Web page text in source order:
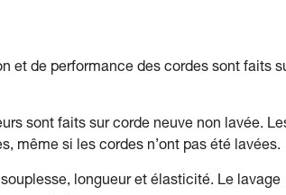
et de performance des cordes sont faits
sont faits sur corde neuve non lavée.
même si les cordes n’ont pas été lavées.
longueur et élasticité. Le lavage